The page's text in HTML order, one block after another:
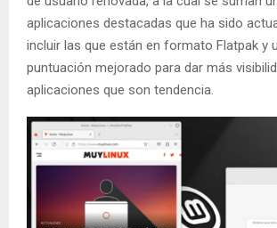
aplicaciones destacadas que ha sido
incluir las que están en formato Flatpak y
puntuación mejorado para dar más
aplicaciones que son tendencia.